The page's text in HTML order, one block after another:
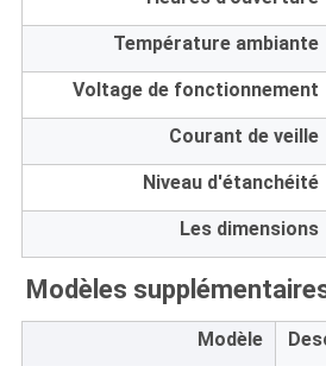
Température ambiante
Voltage de fonctionnement
Courant de veille
Niveau d'étanchéité
Les dimensions
Modèles
Modèle